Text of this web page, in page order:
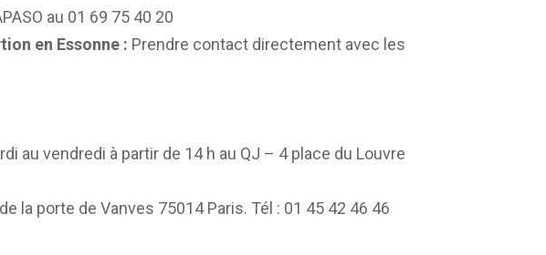
au 01 69 75 40 20
en Essonne : Prendre contact directement avec les
au vendredi à partir de 14 h au QJ – 4 place du Louvre
la porte de Vanves 75014 Paris. Tél : 01 45 42 46 46